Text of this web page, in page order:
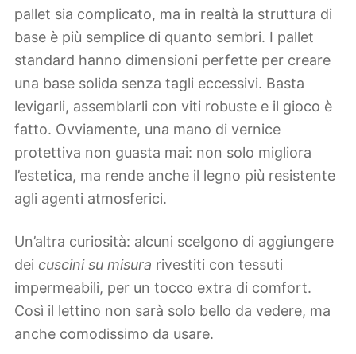
pallet sia complicato, ma in realtà la struttura di
base è più semplice di quanto sembri. I pallet
standard hanno dimensioni perfette per creare
una base solida senza tagli eccessivi. Basta
levigarli, assemblarli con viti robuste e il gioco è
fatto. Ovviamente, una mano di vernice
protettiva non guasta mai: non solo migliora
l’estetica, ma rende anche il legno più resistente
agli agenti atmosferici.
Un’altra curiosità: alcuni scelgono di aggiungere
dei cuscini su misura rivestiti con tessuti
impermeabili, per un tocco extra di comfort.
Così il lettino non sarà solo bello da vedere, ma
anche comodissimo da usare.